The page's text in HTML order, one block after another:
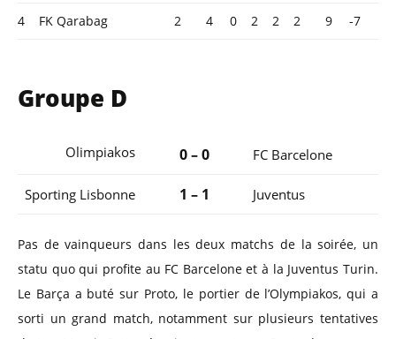
4 FK Qarabag 2 4 0 2 2 2 9 -7
Groupe D
Olimpiakos 0 – 0 FC Barcelone
Sporting Lisbonne 1 – 1 Juventus
Pas de vainqueurs dans les deux matchs de la soirée, un
statu quo qui profite au FC Barcelone et à la Juventus Turin.
Le Barça a buté sur Proto, le portier de l’Olympiakos, qui a
sorti un grand match, notamment sur plusieurs tentatives